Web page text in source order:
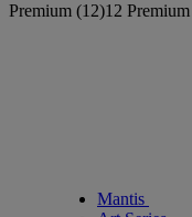
Premium (12)12 Premium
Mantis